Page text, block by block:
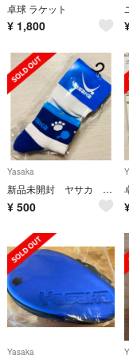
卓球 ラケット
¥ 1,800
Yasaka
新品未開封 ヤサカ 卓球ソックス 25-27cm
¥ 500
Yasaka